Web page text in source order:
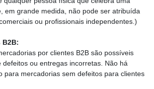
em grande medida, não pode ser atribuída
ou profissionais independentes.)
B2B:
por clientes B2B são possíveis
defeitos ou entregas incorretas. Não há
para mercadorias sem defeitos para clientes